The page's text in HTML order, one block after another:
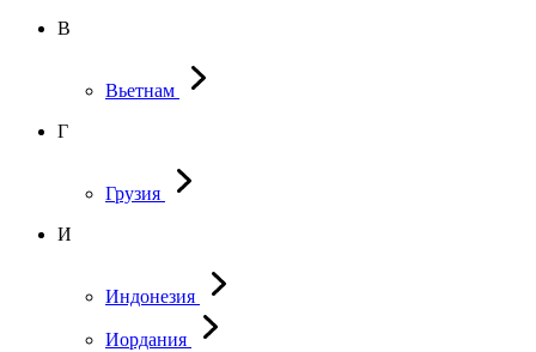
В
Вьетнам
Г
Грузия
И
Индонезия
Иордания